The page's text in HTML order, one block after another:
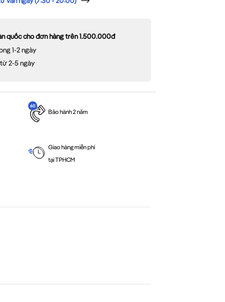
quốc cho đơn hàng trên 1.500.000đ
1-2 ngày
2-5 ngày
Bảo hành 2 năm
Giao hàng miễn phí
tại TPHCM